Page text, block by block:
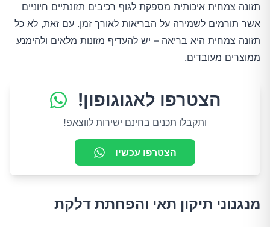
תזונה צמחית איכותית מספקת לגוף רכיבים תזונתיים חיוניים
אשר תורמים לשמירה על הבריאות לאורך זמן. עם זאת, לא כל
תזונה צמחית היא בריאה – יש להעדיף מזונות מלאים ולהימנע
ממוצרים מעובדים.
הצטרפו לאגוגופון!
ותקבלו תכנים בחינם ישירות לווצאפ!
הצטרפו עכשיו
מנגנוני תיקון תאי והפחתת דלקת